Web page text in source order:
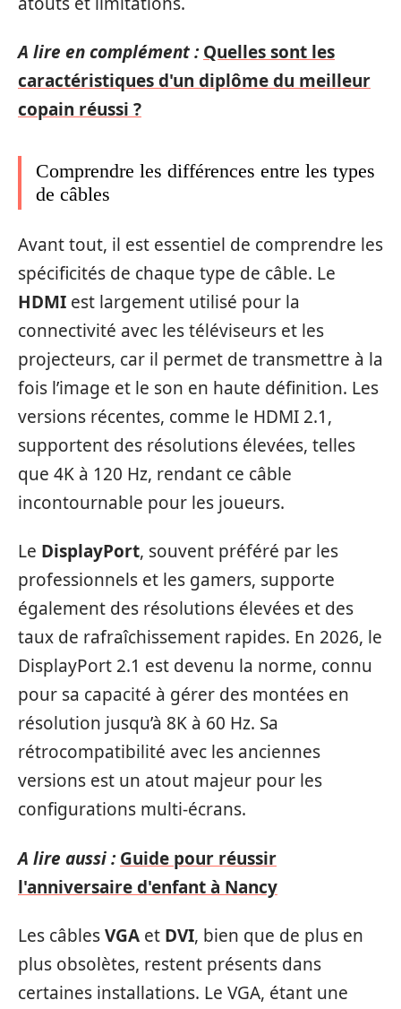
A lire en complément : Quelles sont les
caractéristiques d'un diplôme du meilleur
copain réussi ?
Comprendre les différences entre les types
de câbles
Avant tout, il est essentiel de comprendre les
spécificités de chaque type de câble. Le
HDMI est largement utilisé pour la
connectivité avec les téléviseurs et les
projecteurs, car il permet de transmettre à la
fois l’image et le son en haute définition. Les
versions récentes, comme le HDMI 2.1,
supportent des résolutions élevées, telles
que 4K à 120 Hz, rendant ce câble
incontournable pour les joueurs.
Le DisplayPort, souvent préféré par les
professionnels et les gamers, supporte
également des résolutions élevées et des
taux de rafraîchissement rapides. En 2026, le
DisplayPort 2.1 est devenu la norme, connu
pour sa capacité à gérer des montées en
résolution jusqu’à 8K à 60 Hz. Sa
rétrocompatibilité avec les anciennes
versions est un atout majeur pour les
configurations multi-écrans.
A lire aussi : Guide pour réussir
l'anniversaire d'enfant à Nancy
Les câblesVGA et DVI, bien que de plus en
plus obsolètes, restent présents dans
certaines installations. Le VGA, étant une